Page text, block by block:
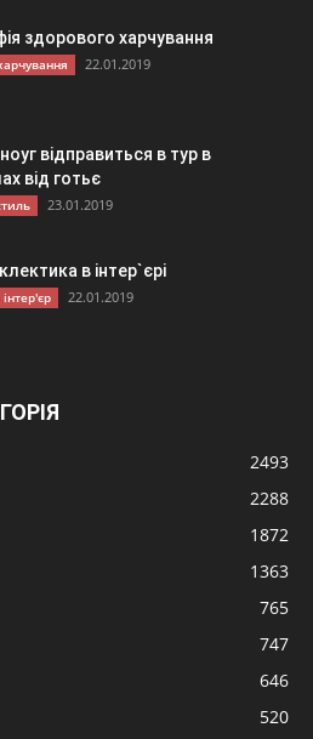
здорового харчування
22.01.2019
відправиться в тур в
від готьє
23.01.2019
в інтер`єрі
22.01.2019
2493
2288
1872
1363
765
747
646
520